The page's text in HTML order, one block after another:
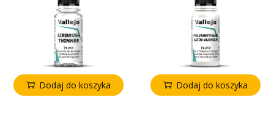
Dodaj do koszyka Dodaj do koszyka